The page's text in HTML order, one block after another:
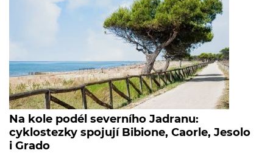
Na kole podél severního Jadranu:
cyklostezky spojují Bibione, Caorle, Jesolo
i Grado